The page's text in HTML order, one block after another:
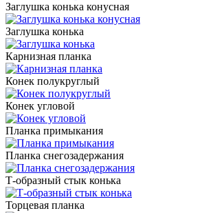
Заглушка конька конусная
Заглушка конька
Карнизная планка
Конек полукруглый
Конек угловой
Планка примыкания
Планка снегозадержания
Т-образный стык конька
Торцевая планка